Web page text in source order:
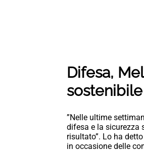
Difesa,
”Nelle ultime
difesa e la sicurezza
risultato”. Lo ha
in occasione delle